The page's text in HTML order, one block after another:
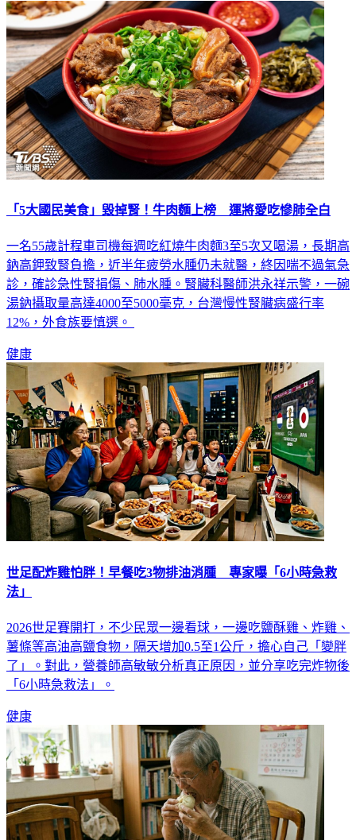
「5大國民美食」毀掉腎！牛肉麵上榜 運將愛吃慘肺全白
一名55歲計程車司機每週吃紅燒牛肉麵3至5次又喝湯，長期高
鈉高鉀致腎負擔，近半年疲勞水腫仍未就醫，終因喘不過氣急
診，確診急性腎損傷、肺水腫。腎臟科醫師洪永祥示警，一碗
湯鈉攝取量高達4000至5000毫克，台灣慢性腎臟病盛行率
12%，外食族要慎選。
健康
世足配炸雞怕胖！早餐吃3物排油消腫 專家曝「6小時急救
法」
2026世足賽開打，不少民眾一邊看球，一邊吃鹽酥雞、炸雞、
薯條等高油高鹽食物，隔天增加0.5至1公斤，擔心自己「變胖
了」。對此，營養師高敏敏分析真正原因，並分享吃完炸物後
「6小時急救法」。
健康